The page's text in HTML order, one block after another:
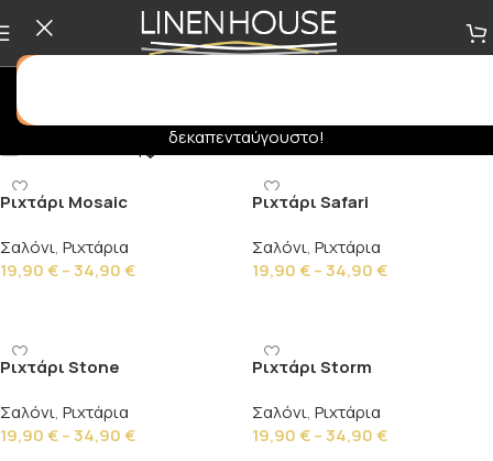
δεκαπενταύγουστο!
Ριχτάρι Mosaic
Σαλόνι, Ριχτάρια
19,90€–34,90€
Ριχτάρι Safari
Σαλόνι, Ριχτάρια
19,90€–34,90€
Ριχτάρι Stone
Σαλόνι, Ριχτάρια
19,90€–34,90€
Ριχτάρι Storm
Σαλόνι, Ριχτάρια
19,90€–34,90€